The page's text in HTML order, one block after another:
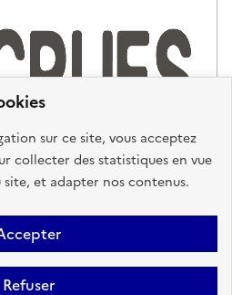
sur ce site, vous acceptez
collecter des statistiques en vue
et adapter nos contenus.
Refuser
conforme
Mentions
Gestion des cookies
FAQ